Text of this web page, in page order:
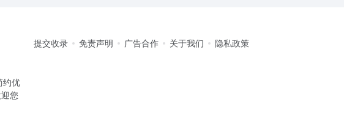
约优
您
提交收录 免责声明 广告合作 关于我们 隐私政策